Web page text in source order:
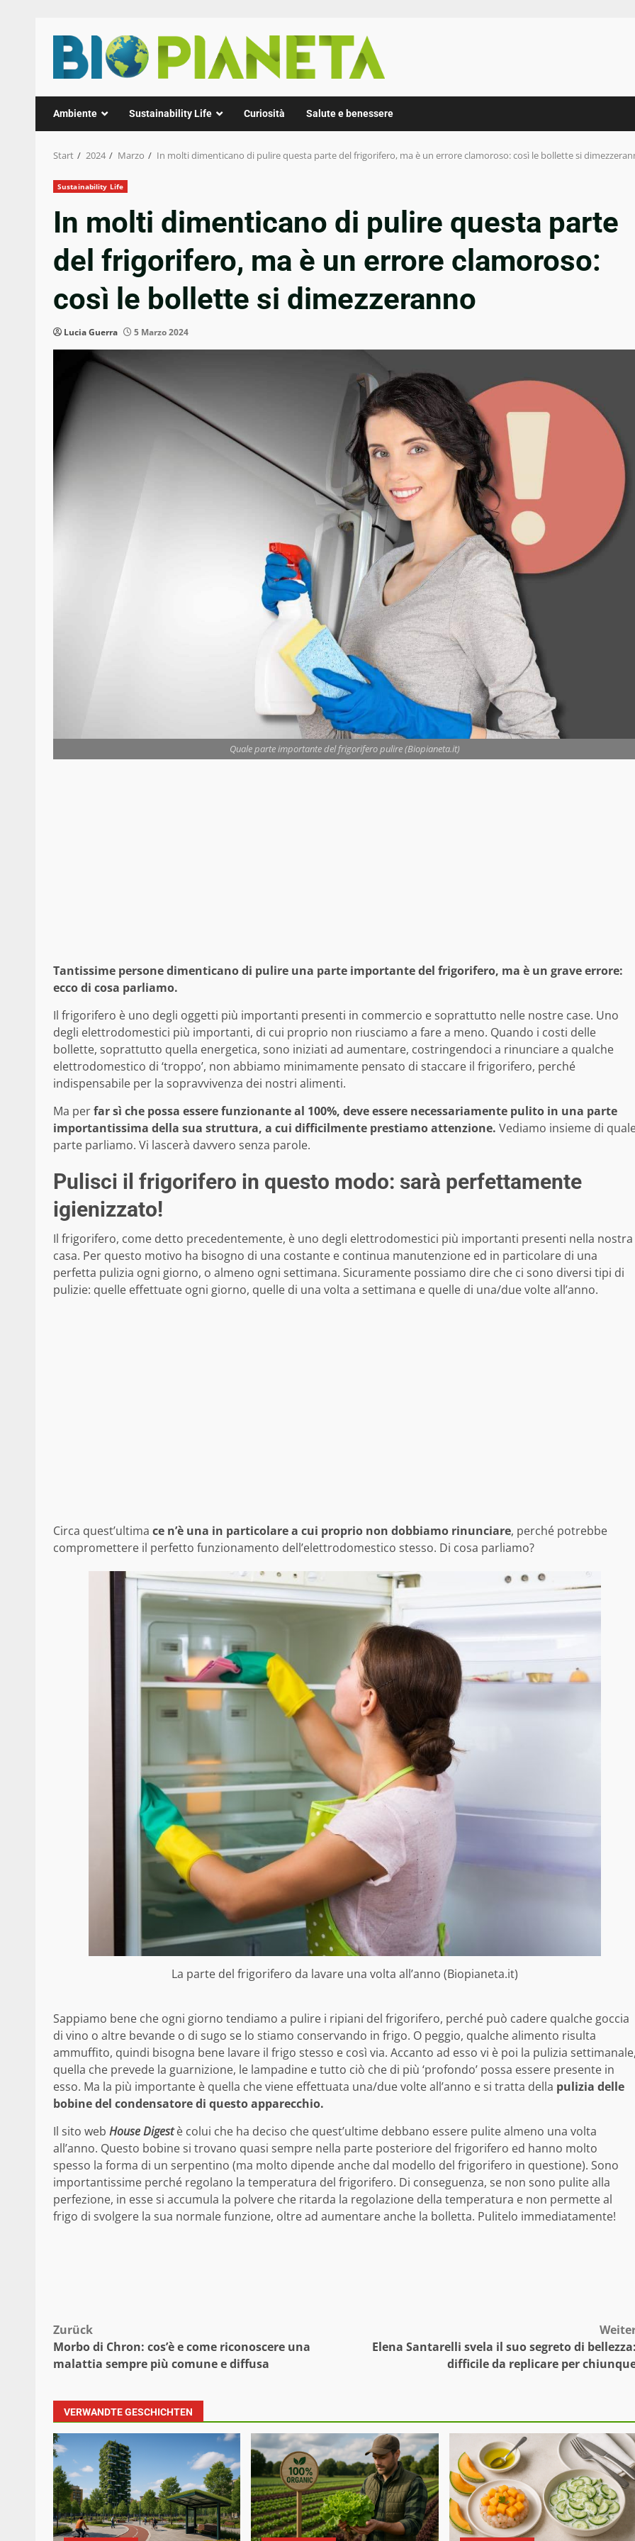
Inhalt
springen
Ambiente Sustainability Life Curiosità Salute e benessere
Start 2024 Marzo In molti dimenticano di pulire questa parte del frigorifero, ma è un errore clamoroso: così le bollette si
Sustainability Life
In molti dimenticano di pulire questa parte
del frigorifero, ma è un errore clamoroso:
così le bollette si dimezzeranno
Lucia Guerra 5 Marzo 2024
Quale parte importante del frigorifero pulire (Biopianeta.it)
Tantissime persone dimenticano di pulire una parte importante del frigorifero, ma è un grave errore:
ecco di cosa parliamo.
Il frigorifero è uno degli oggetti più importanti presenti in commercio e soprattutto nelle nostre case. Uno
degli elettrodomestici più importanti, di cui proprio non riusciamo a fare a meno. Quando i costi delle
bollette, soprattutto quella energetica, sono iniziati ad aumentare, costringendoci a rinunciare a qualche
elettrodomestico di ‘troppo’, non abbiamo minimamente pensato di staccare il frigorifero, perché
indispensabile per la sopravvivenza dei nostri alimenti.
Ma perfar sì che possa essere funzionante al 100%, deve essere necessariamente pulito in una parte
importantissima della sua struttura, a cui difficilmente prestiamo attenzione. Vediamo insieme di
parte parliamo. Vi lascerà davvero senza parole.
Pulisci il frigorifero in questo modo: sarà perfettamente
igienizzato!
Il frigorifero, come detto precedentemente, è uno degli elettrodomestici più importanti presenti nella nostra
casa. Per questo motivo ha bisogno di una costante e continua manutenzione ed in particolare di una
perfetta pulizia ogni giorno, o almeno ogni settimana. Sicuramente possiamo dire che ci sono diversi tipi di
pulizie: quelle effettuate ogni giorno, quelle di una volta a settimana e quelle di una/due volte all’anno.
Circa quest’ultima ce n’è una in particolare a cui proprio non dobbiamo rinunciare, perché potrebbe
compromettere il perfetto funzionamento dell’elettrodomestico stesso. Di cosa parliamo?
La parte del frigorifero da lavare una volta all’anno (Biopianeta.it)
Sappiamo bene che ogni giorno tendiamo a pulire i ripiani del frigorifero, perché può cadere qualche goccia
di vino o altre bevande o di sugo se lo stiamo conservando in frigo. O peggio, qualche alimento risulta
ammuffito, quindi bisogna bene lavare il frigo stesso e così via. Accanto ad esso vi è poi la pulizia
quella che prevede la guarnizione, le lampadine e tutto ciò che di più ‘profondo’ possa essere presente in
esso. Ma la più importante è quella che viene effettuata una/due volte all’anno e si tratta della pulizia delle
bobine del condensatore di questo apparecchio.
Il sito web House Digestè colui che ha deciso che quest’ultime debbano essere pulite almeno una volta
all’anno. Questo bobine si trovano quasi sempre nella parte posteriore del frigorifero ed hanno molto
spesso la forma di un serpentino (ma molto dipende anche dal modello del frigorifero in questione). Sono
importantissime perché regolano la temperatura del frigorifero. Di conseguenza, se non sono pulite alla
perfezione, in esse si accumula la polvere che ritarda la regolazione della temperatura e non permette al
frigo di svolgere la sua normale funzione, oltre ad aumentare anche la bolletta. Pulitelo immediatamente!
Beitragsnavigation
Zurück
Morbo di Chron: cos’è e come riconoscere una
malattia sempre più comune e diffusa
Elena Santarelli svela il suo segreto di
difficile da replicare per
VERWANDTE GESCHICHTEN